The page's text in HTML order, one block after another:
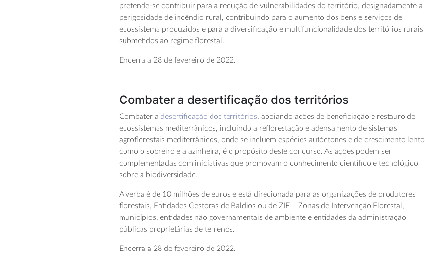
pretende-se contribuir para a redução de vulnerabilidades do território, designadamente a
perigosidade de incêndio rural, contribuindo para o aumento dos bens e serviços de
ecossistema produzidos e para a diversificação e multifuncionalidade dos territórios rurais
submetidos ao regime florestal.
Encerra a 28 de fevereiro de 2022.
Combater a desertificação dos territórios
Combater a desertificação dos territórios, apoiando ações de beneficiação e restauro de
ecossistemas mediterrânicos, incluindo a reflorestação e adensamento de sistemas
agroflorestais mediterrânicos, onde se incluem espécies autóctones e de crescimento lento
como o sobreiro e a azinheira, é o propósito deste concurso. As ações podem ser
complementadas com iniciativas que promovam o conhecimento científico e tecnológico
sobre a biodiversidade.
A verba é de 10 milhões de euros e está direcionada para as organizações de produtores
florestais, Entidades Gestoras de Baldios ou de ZIF – Zonas de Intervenção Florestal,
municípios, entidades não governamentais de ambiente e entidades da administração
públicas proprietárias de terrenos.
Encerra a 28 de fevereiro de 2022.